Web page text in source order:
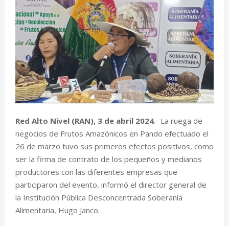
Red Alto Nivel (RAN), 3 de abril 2024.- La ruega de
negocios de Frutos Amazónicos en Pando efectuado el
26 de marzo tuvo sus primeros efectos positivos, como
ser la firma de contrato de los pequeños y medianos
productores con las diferentes empresas que
participaron del evento, informó el director general de
la Institución Pública Desconcentrada Soberanía
Alimentaria, Hugo Janco.